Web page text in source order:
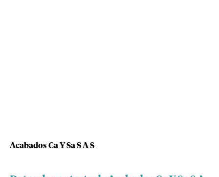
Acabados Ca Y Sa S A S